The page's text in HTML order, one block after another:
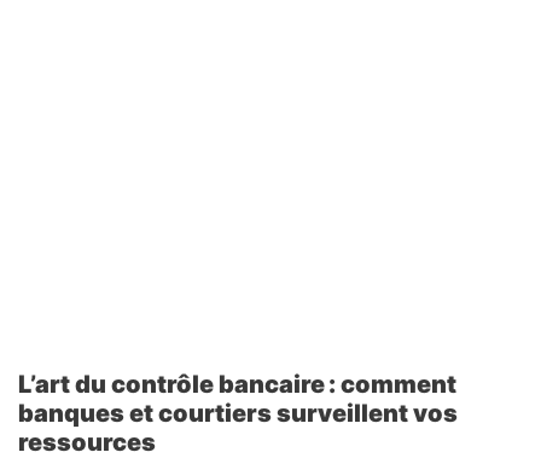
L’art du contrôle bancaire : comment
banques et courtiers surveillent vos
ressources